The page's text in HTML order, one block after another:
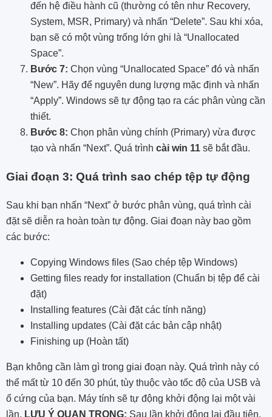
đến hệ điều hành cũ (thường có tên như Recovery,
System, MSR, Primary) và nhấn “Delete”. Sau khi xóa,
bạn sẽ có một vùng trống lớn ghi là “Unallocated
Space”.
Bước 7: Chọn vùng “Unallocated Space” đó và nhấn
“New”. Hãy để nguyên dung lượng mặc định và nhấn
“Apply”. Windows sẽ tự động tạo ra các phân vùng cần
thiết.
Bước 8: Chọn phân vùng chính (Primary) vừa được
tạo và nhấn “Next”. Quá trình cài win 11 sẽ bắt đầu.
Giai đoạn 3: Quá trình sao chép tệp tự động
Sau khi bạn nhấn “Next” ở bước phân vùng, quá trình cài
đặt sẽ diễn ra hoàn toàn tự động. Giai đoạn này bao gồm
các bước:
Copying Windows files (Sao chép tệp Windows)
Getting files ready for installation (Chuẩn bị tệp để cài
đặt)
Installing features (Cài đặt các tính năng)
Installing updates (Cài đặt các bản cập nhật)
Finishing up (Hoàn tất)
Bạn không cần làm gì trong giai đoạn này. Quá trình này có
thể mất từ 10 đến 30 phút, tùy thuộc vào tốc độ của USB và
ổ cứng của bạn. Máy tính sẽ tự động khởi động lại một vài
lần. LƯU Ý QUAN TRỌNG: Sau lần khởi động lại đầu tiên,